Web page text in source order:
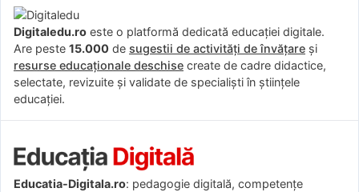
Digitaledu.ro este o platformă dedicată educației digitale.
Are peste 15.000 de sugestii de activități de învățare și
resurse educaționale deschise create de cadre didactice,
selectate, revizuite și validate de specialiști în științele
educației.
Educatia-Digitala.ro: pedagogie digitală, competențe